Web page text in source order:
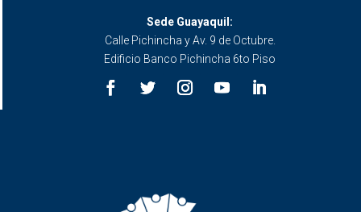
Sede Guayaquil:
Calle Pichincha y Av. 9 de Octubre.
Edificio Banco Pichincha 6to Piso